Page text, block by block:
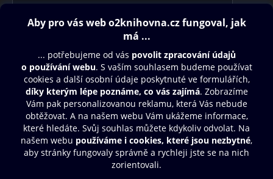
Obsah ke stažení
Moje O2 Knihovna
Další zábava
© O2 Czech Republic a.s.